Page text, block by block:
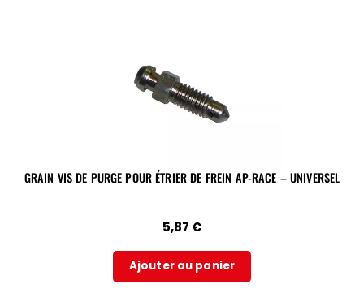
GRAIN VIS DE PURGE POUR ÉTRIER DE FREIN AP-RACE – UNIVERSEL
5,87 €
Ajouter au panier